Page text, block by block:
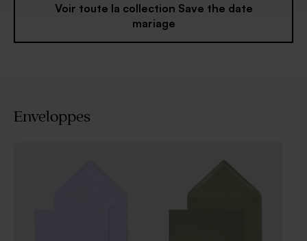
Voir toute la collection Save the date
mariage
Enveloppes